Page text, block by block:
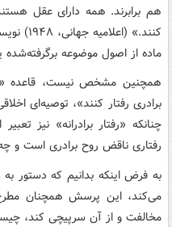
هم برابرند. همه دارای عقل
کنند.»
ماده از اصول موضوعه
همچنین مشخص نیست، قاعده
برادری رفتار کنند»، توصیه‌ای
چنانکه «رفتار برادرانه» نیز
رفتاری ناقض روح برادری است و
به فرض اینکه بدانیم که دستور به
می‌کند، این پرسش همچنان
مخالفت و از آن سرپیچی کند،